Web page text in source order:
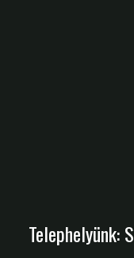
Telephelyünk: